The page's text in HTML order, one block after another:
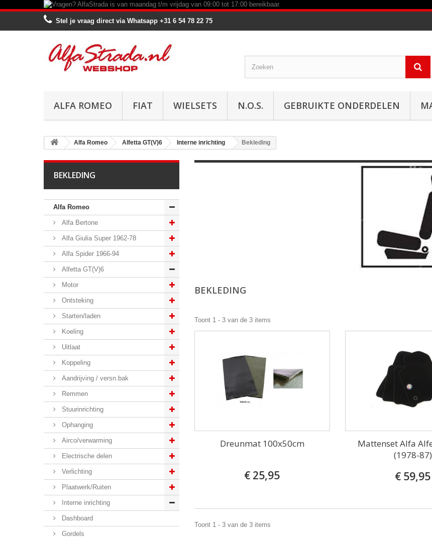
Stel je vraag direct via Whatsapp +31 6 54 78 22 75
ALFA ROMEO FIAT WIELSETS N.O.S. GEBRUIKTE ONDERDELEN
Alfa Romeo Alfetta GT(V)6 Interne inrichting Bekleding
BEKLEDING
Alfa Romeo
Alfa Bertone
Alfa Giulia Super 1962-78
Alfa Spider 1966-94
Alfetta GT(V)6
Motor
Ontsteking
Starten/laden
Koeling
Uitlaat
Koppeling
Aandrijving / versn.bak
Remmen
Stuurinrichting
Ophanging
Airco/verwarming
Electrische delen
Verlichting
Plaatwerk/Ruiten
Interne inrichting
Dashboard
Gordels
BEKLEDING
Toont 1 - 3 van de 3 items
Dreunmat 100x50cm
€ 25,95
Mattenset Alfa
(1978-87)
€ 59,95
Toont 1 - 3 van de 3 items